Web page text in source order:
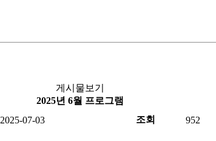
게시물보기
2025년 6월 프로그램
2025-07-03 조회 952